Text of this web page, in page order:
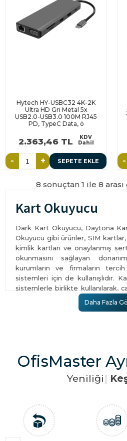
Hytech HY-USBC32 4K-2K
Ultra HD Gri Metal 5x
USB2.0-USB3.0 100M RJ45
PD, TypeC Data, ö
2.363,46 TL
KDV
Dahil
- + SEPETE EKLE -
8 sonuçtan 1 ile 8
Kart Okuyucu
Dark Kart Okuyucu, Daytona
Okuyucu gibi ürünler, SIM
kimlik kartları ve onaylanmış
okunmasını sağlayan
kurumların ve firmaların
sistemleri için de kullanışlıdır.
sistemlerle birlikte kullanılarak,
takibini sağlayabilirler. Ayrıca
aralığı kontrolünü de sağlarlar.
nedenle, okuyucunun satın
elektronik sertifika için ayrıca
Kart Okuyucu
Özel sektörlerden resmi
alanı olan
kart okuyucu ,
hemen her yere ulaşır.
hayatının takibini zorlaştırsa da
Daha Fazla
OfisMaster
Yeniliği |